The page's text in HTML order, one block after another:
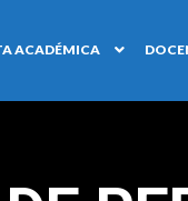
ACADÉMICA